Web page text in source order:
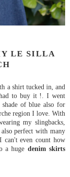
LE SILLA
a shirt tucked in, and
to buy it !. I went
of blue also for
region I love. With
my slingbacks,
perfect with many
can't even count how
a huge denim skirts